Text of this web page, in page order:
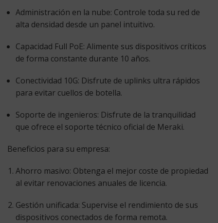
Administración en la nube: Controle toda su red de
alta densidad desde un panel intuitivo.
Capacidad Full PoE: Alimente sus dispositivos críticos
de forma constante durante 10 años.
Conectividad 10G: Disfrute de uplinks ultra rápidos
para evitar cuellos de botella.
Soporte de ingenieros: Disfrute de la tranquilidad
que ofrece el soporte técnico oficial de Meraki.
Beneficios para su empresa:
Ahorro masivo: Obtenga el mejor coste de propiedad
al evitar renovaciones anuales de licencia.
Gestión unificada: Supervise el rendimiento de sus
dispositivos conectados de forma remota.